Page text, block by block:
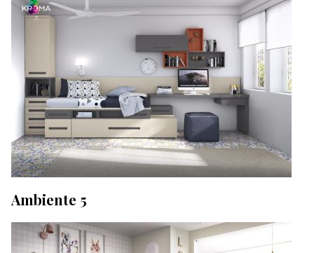
Ambiente 5